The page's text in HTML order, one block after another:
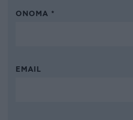
ΌΝΟΜΑ *
EMAIL